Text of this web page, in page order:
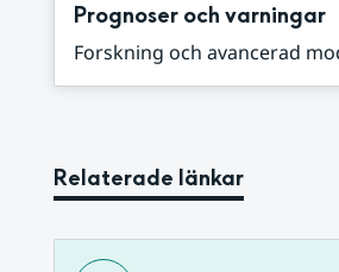
Prognoser och varningar
Forskning och avancerad
Relaterade länkar